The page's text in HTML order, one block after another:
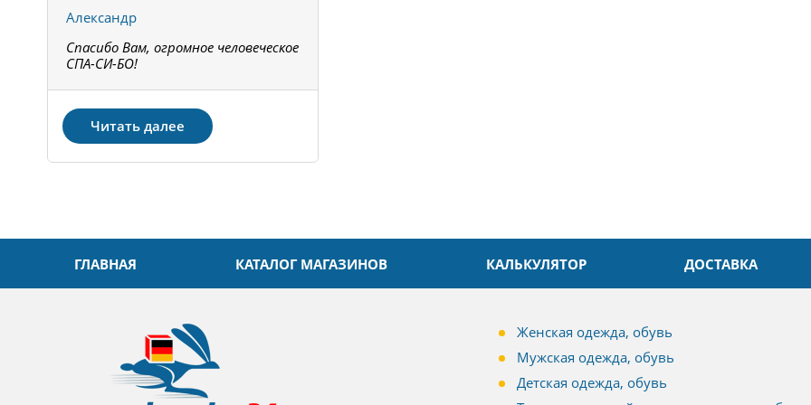
Александр
Спасибо Вам, огромное человеческое
СПА-СИ-БО!
Читать далее
ГЛАВНАЯ КАТАЛОГ МАГАЗИНОВ КАЛЬКУЛЯТОР ДОСТАВКА
Женская одежда, обувь
Мужская одежда, обувь
Детская одежда, обувь